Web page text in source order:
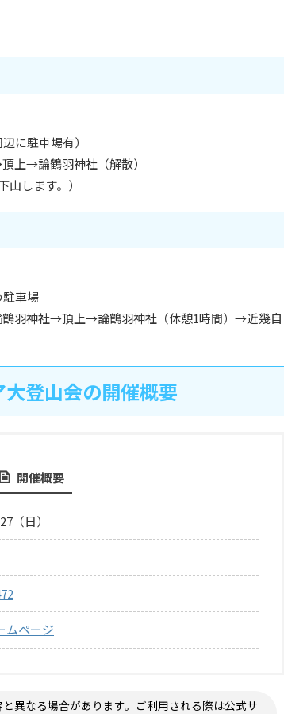
に駐車場有）
上→論鶴羽神社（解散）
山します。）
車場
羽神社→頂上→論鶴羽神社（休憩1時間）→近幾自
登山会の開催概要
開催概要
（日）
ムページ
異なる場合があります。ご利用される際は公式サ